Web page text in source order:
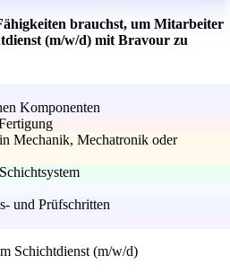
brauchst, um Mitarbeiter
(m/w/d) mit Bravour zu
Komponenten
Mechanik, Mechatronik oder
und Prüfschritten
Schichtdienst (m/w/d)